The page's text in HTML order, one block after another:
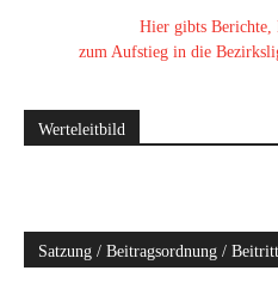
Hier gibts Berichte,
zum Aufstieg in die
Werteleitbild
Satzung / Beitragsordnung /